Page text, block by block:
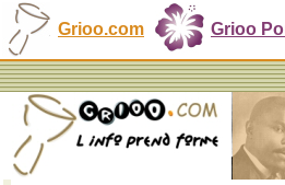
Grioo.com Grioo